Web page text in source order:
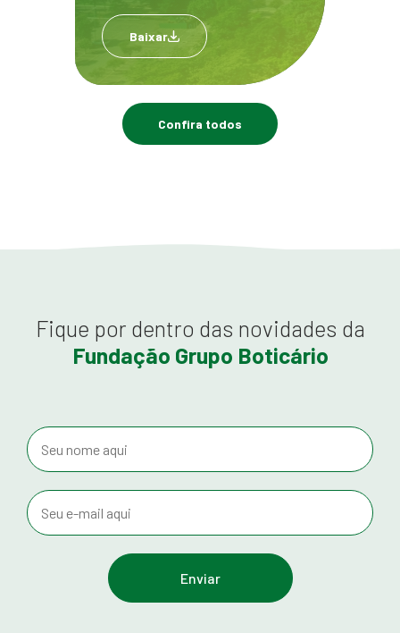
Baixar
Confira todos
Fique por dentro das novidades da
Fundação Grupo Boticário